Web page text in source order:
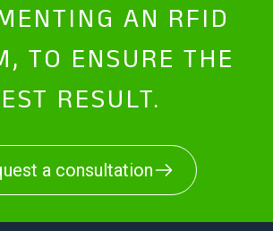
AN RFID
TO ENSURE THE
RESULT.
a consultation